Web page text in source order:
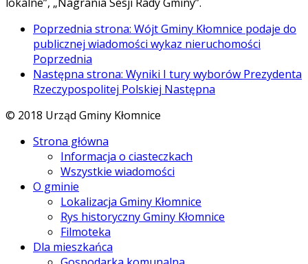
Poprzednia strona: Wójt Gminy Kłomnice podaje do
publicznej wiadomości wykaz nieruchomości
Poprzednia
Następna strona: Wyniki I tury wyborów Prezydenta
Rzeczypospolitej Polskiej Następna
© 2018 Urząd Gminy Kłomnice
Strona główna
Informacja o ciasteczkach
Wszystkie wiadomości
O gminie
Lokalizacja Gminy Kłomnice
Rys historyczny Gminy Kłomnice
Filmoteka
Dla mieszkańca